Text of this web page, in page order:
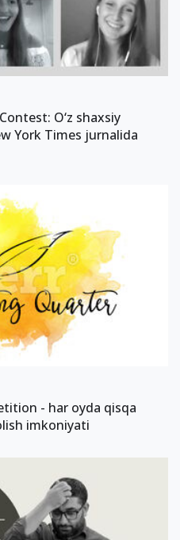
O‘z shaxsiy
York Times jurnalida
- har oyda qisqa
imkoniyati